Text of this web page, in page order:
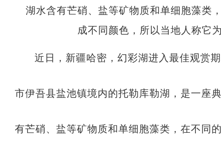
近日，新疆哈密，幻彩湖进入最佳观赏
市伊吾县盐池镇境内的托勒库勒湖，是一座
有芒硝、盐等矿物质和单细胞藻类，在不同